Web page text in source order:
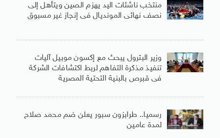
منتخب ناشئات اليد يهزم الصين ويتأهل إلى
نصف نهائى المونديال فى إنجاز غير مسبوق
وزير البترول يبحث مع إكسون موبيل آليات
تنفيذ مذكرة التفاهم لربط اكتشافات الشركة
فى قبرص بالبنية التحتية المصرية
رسميا.. طرابزون سبور يعلن ضم محمد صلاح
لمدة عامين